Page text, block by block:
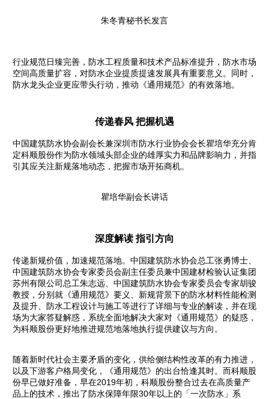
朱冬青秘书长发言
行业规范日臻完善，防水工程质量和技术产品标准提升，防水市场
空间高质量扩容，对防水企业提质提速发展具有重要意义。同时，
防水龙头企业更应带头行动，推动《通用规范》的有效落地。
传递春风 把握机遇
中国建筑防水协会副会长兼深圳市防水行业协会会长瞿培华充分肯
定科顺股份作为防水领域头部企业的雄厚实力和品牌影响力，并指
引其应关注新规落地动态，把握市场开拓商机。
瞿培华副会长讲话
深度解读 指引方向
传递新规价值，加速规范落地。中国建筑防水协会总工张勇博士、
中国建筑防水协会专家委员会副主任委员兼中国建材检验认证集团
苏州有限公司总工朱志远、中国建筑防水协会专家委员会专家胡骏
教授，分别就《通用规范》要义、新规背景下的防水材料性能检测
及提升、防水工程设计与施工等进行了详细与专业的解读，并在现
场为大家答疑解惑，系统全面地解决大家对《通用规范》的疑惑，
为科顺股份更好地推进规范地落地执行提供建议与方向。
随着新时代社会主要矛盾的变化，供给侧结构性改革的有力推进，
以及下游客户格局变化，《通用规范》的出台恰逢其时。而科顺股
份早已做好准备，早在2019年初，科顺股份整合过去在高质量产
品上的技术，推出了防水保障年限30年以上的「一次防水」系